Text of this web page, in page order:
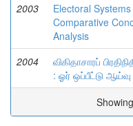
2003
Electoral
Comparative
Analysis
2004
விகிதாசாரப்
: ஓர் ஒப்பீட்டு ஆய்வு